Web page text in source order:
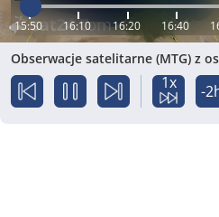
15:50 16:10 16:20 16:40
Obserwacje satelitarne (MTG) z
1x -